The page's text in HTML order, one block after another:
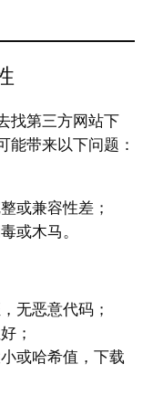
找第三方网站下
能带来以下问题：
或兼容性差；
或木马。
无恶意代码；
；
或哈希值，下载